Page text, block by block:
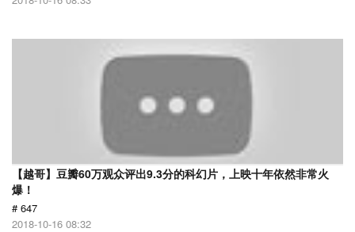
【越哥】豆瓣60万观众评出9.3分的科幻片，上映十年依然非常火
爆！
# 647
2018-10-16 08:32